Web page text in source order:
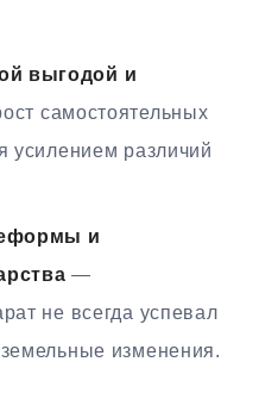
выгодой и
самостоятельных
усилением различий
и
—
не всегда успевал
изменения.